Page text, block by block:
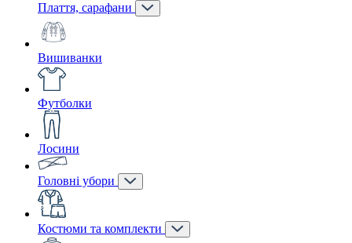
Плаття, сарафани
Вишиванки
Футболки
Лосини
Головні убори
Костюми та комплекти